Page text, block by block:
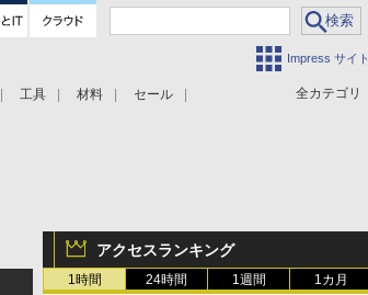
Impress サイト
全カテゴリ
工具 材料 セール
アクセスランキング
1時間 24時間 1週間 1カ月